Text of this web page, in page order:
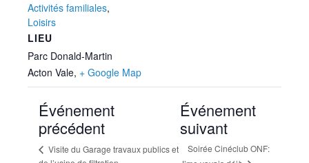
Activités familiales,
Loisirs
LIEU
Parc Donald-Martin
Acton Vale, + Google Map
Événement
précédent
Visite du Garage travaux publics et
Événement
suivant
Soirée Cinéclub ONF: